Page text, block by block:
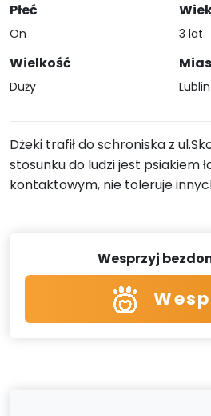
Płeć
On
Wielkość
Duży
3 lat
Lublin
Dżeki trafił do schroniska z
stosunku do ludzi jest psiakiem
kontaktowym, nie toleruje
Wesprzyj